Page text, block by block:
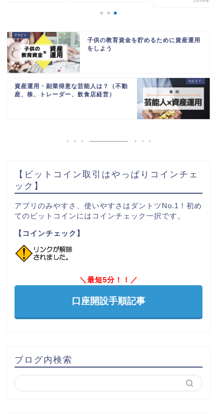
子供の教育資金を貯めるために資産運用
をしよう
資産運用・副業得意な芸能人は？（不動
産、株、トレーダー、飲食店経営）
【ビットコイン取引はやっぱりコインチェ
ック】
アプリのみやすさ、使いやすさはダントツNo.1！初め
てのビットコインにはコインチェック一択です。
【コインチェック】
＼最短5分！！／
口座開設手順記事
ブログ内検索